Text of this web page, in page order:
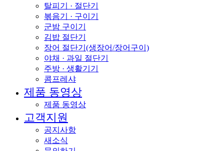
탈피기 · 절단기
볶음기 · 구이기
군밤 구이기
김밥 절단기
장어 절단기(생장어/장어구이)
야채 · 과일 절단기
주방 · 생활기기
콤프레샤
제품 동영상
제품 동영상
고객지원
공지사항
새소식